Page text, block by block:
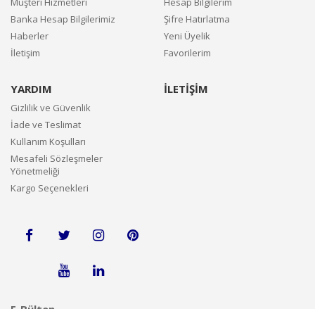
Banka Hesap Bilgilerimiz
Haberler
İletişim
Şifre Hatırlatma
Yeni Üyelik
Favorilerim
YARDIM
Gizlilik ve Güvenlik
İade ve Teslimat
Kullanım Koşulları
Mesafeli Sözleşmeler
Yönetmeliği
Kargo Seçenekleri
İLETİŞİM